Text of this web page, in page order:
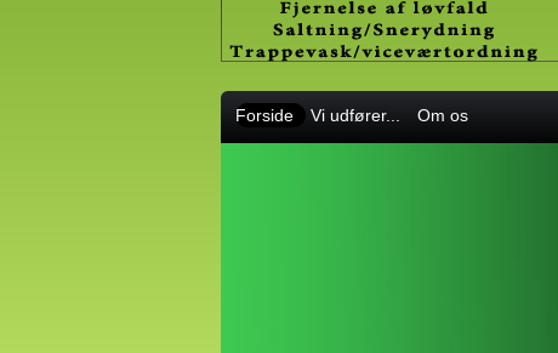
Forside Vi udfører... Om os